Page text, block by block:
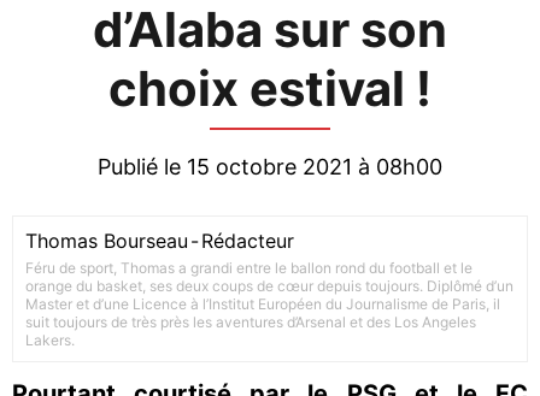
d’Alaba sur son
choix estival !
Publié le 15 octobre 2021 à 08h00
Thomas Bourseau -Rédacteur
Féru de sport, Thomas a grandi entre le ballon rond du football et le
orange du basket, ses deux coups de cœur depuis toujours. Diplômé d’un
Master et d’une Licence à l’Institut Européen du Journalisme de Paris, il
suit toujours de très près les aventures d’Arsenal et des Los Angeles
Lakers.